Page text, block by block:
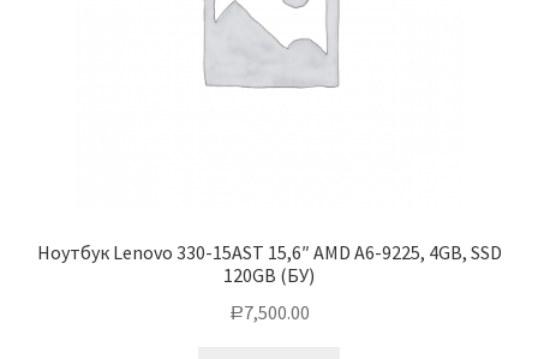
Ноутбук Lenovo 330-15AST 15,6″ AMD A6-9225, 4GB, SSD
120GB (БУ)
Р7,500.00